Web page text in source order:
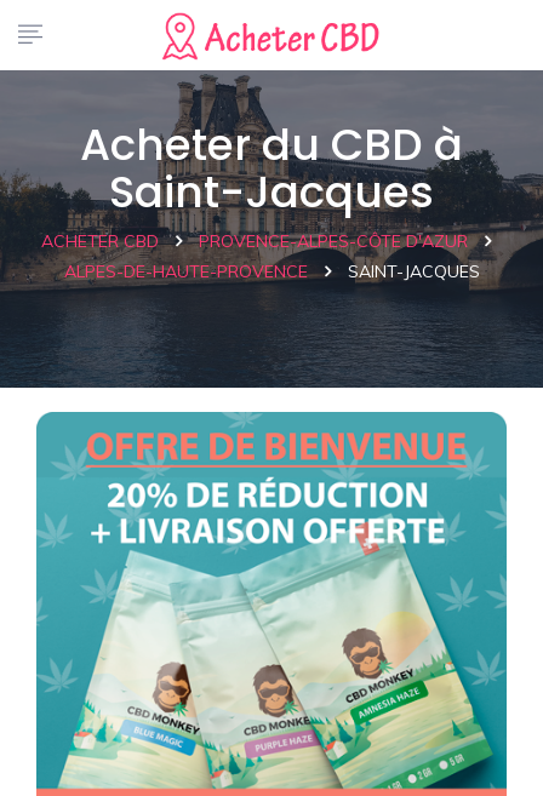
Acheter du CBD à
Saint-Jacques
ACHETER CBD
PROVENCE-ALPES-CÔTE D'AZUR
ALPES-DE-HAUTE-PROVENCE
SAINT-JACQUES